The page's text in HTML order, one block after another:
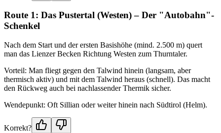
Route 1: Das Pustertal (Westen) – Der "Autobahn"-
Schenkel
Nach dem Start und der ersten Basishöhe (mind. 2.500 m) quert
man das Lienzer Becken Richtung Westen zum Thurntaler.
Vorteil: Man fliegt gegen den Talwind hinein (langsam, aber
thermisch aktiv) und mit dem Talwind heraus (schnell). Das macht
den Rückweg auch bei nachlassender Thermik sicher.
Wendepunkt: Oft Sillian oder weiter hinein nach Südtirol (Helm).
Korrekt?